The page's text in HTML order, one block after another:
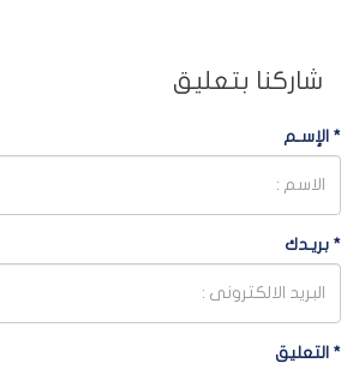
شاركنا بتعليق
* الإسـم
* بريـدك
* التعليق